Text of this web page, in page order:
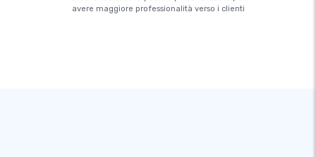
avere maggiore professionalità verso i clienti